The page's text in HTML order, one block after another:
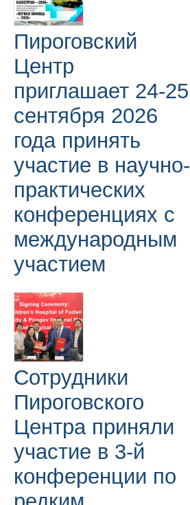
Пироговский
Центр
приглашает 24-25
сентября 2026
года принять
участие в научно-
практических
конференциях с
международным
участием
Сотрудники
Пироговского
Центра приняли
участие в 3-й
конференции по